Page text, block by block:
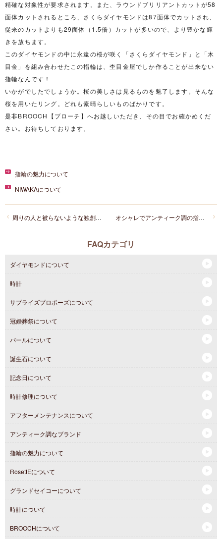
精確な対象性が要求されます。また、ラウンドブリリアントカットが58
面体カットされるところ、さくらダイヤモンドは87面体でカットされ、
従来のカットよりも29面体（1.5倍）カットが多いので、より豊かな輝
きを放ちます。
このダイヤモンドの中に永遠の桜が咲く「さくらダイヤモンド」と「木
目金」を組み合わせたこの指輪は、杢目金屋でしか作ることが出来ない
指輪なんです！
いかがでしたでしょうか。桜の美しさは見るものを魅了します。そんな
桜を用いたリング。どれも素晴らしいものばかりです。
是非BROOCH【ブローチ】へお越しいただき、その目でお確かめくだ
さい。お待ちしております。
指輪の魅力について
NIWAKAについて
オシャレでアンティーク調の指輪を探しているのですが、なにか良い物はないでしょうか？
周りの人と被らないような独創的なデザインの指輪を探しています。なにか良いものはないでしょうか？
FAQカテゴリ
ダイヤモンドについて
時計
サプライズプロポーズについて
冠婚葬祭について
パールについて
誕生石について
記念日について
時計修理について
アフターメンテナンスについて
アンティーク調なブランド
指輪の魅力について
RosettEについて
グランドセイコーについて
時計について
BROOCHについて